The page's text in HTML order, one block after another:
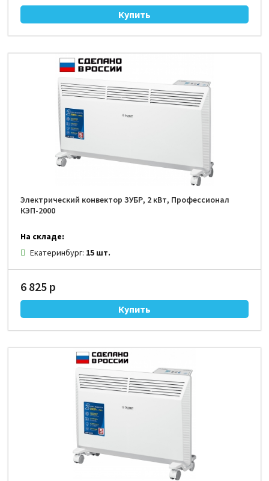
Электрический конвектор ЗУБР, 2 кВт, Профессионал
КЭП-2000
На складе:
Екатеринбург: 15 шт.
6 825 р